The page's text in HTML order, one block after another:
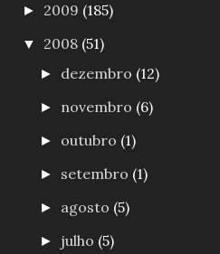
► 2009 (185)
▼ 2008 (51)
► dezembro (12)
► novembro (6)
► outubro (1)
► setembro (1)
► agosto (5)
► julho (5)